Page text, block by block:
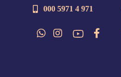
971 4 5971 000